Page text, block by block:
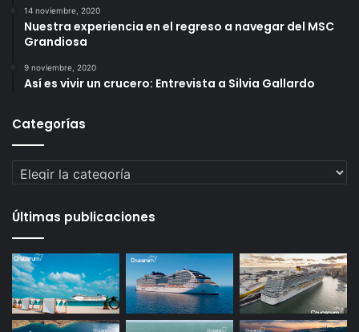
14 noviembre, 2020
Nuestra experiencia en el regreso a navegar del MSC
Grandiosa
9 noviembre, 2020
Así es vivir un crucero: Entrevista a Silvia Gallardo
Categorías
Categorías
Últimas publicaciones